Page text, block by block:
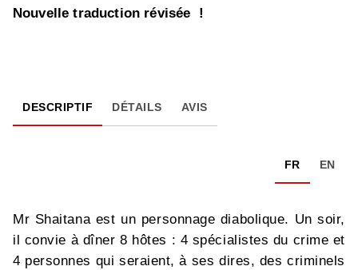
Nouvelle traduction révisée !
DESCRIPTIF DÉTAILS AVIS
FR EN
Mr Shaitana est un personnage diabolique. Un soir,
il convie à dîner 8 hôtes : 4 spécialistes du crime et
4 personnes qui seraient, à ses dires, des criminels